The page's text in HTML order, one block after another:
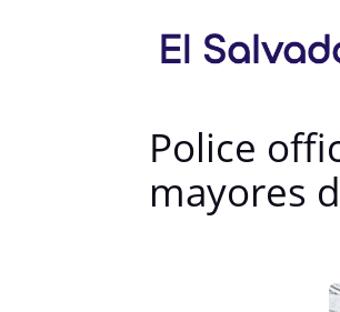
Police
mayores